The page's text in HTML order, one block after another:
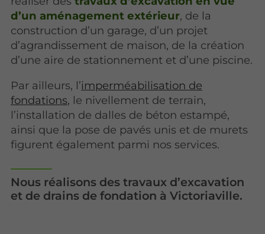
d’un aménagement extérieur, de la
construction d’un garage, d’un projet
d’agrandissement de maison, de la création
d’une aire de stationnement et d’une piscine.
Par ailleurs, l’imperméabilisation de
fondations, le nivellement de terrain,
l’installation de dalles de béton estampé,
ainsi que la pose de pavés unis et de murets
figurent également parmi nos services.
Nous réalisons des travaux d’excavation
et de drains de fondation à Victoriaville.